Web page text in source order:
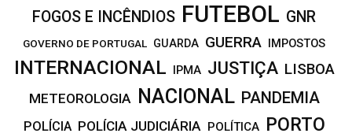
FOGOS E INCÊNDIOS FUTEBOL GNR
GOVERNO DE PORTUGAL GUARDA GUERRA IMPOSTOS
INTERNACIONAL IPMA JUSTIÇA LISBOA
METEOROLOGIA NACIONAL PANDEMIA
POLÍCIA POLÍCIA JUDICIÁRIA POLÍTICA PORTO